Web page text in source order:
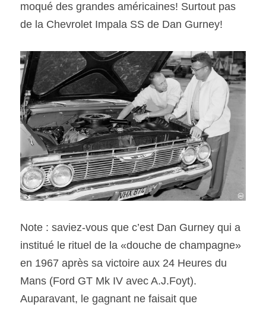
moqué des grandes américaines! Surtout pas
de la Chevrolet Impala SS de Dan Gurney!
Note : saviez-vous que c’est Dan Gurney qui a
institué le rituel de la «douche de champagne»
en 1967 après sa victoire aux 24 Heures du
Mans (Ford GT Mk IV avec A.J.Foyt).
Auparavant, le gagnant ne faisait que